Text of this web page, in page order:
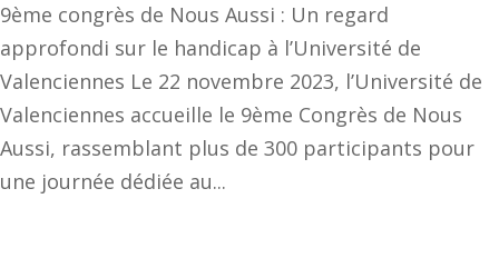
9ème congrès de Nous Aussi : Un regard
approfondi sur le handicap à l’Université de
Valenciennes Le 22 novembre 2023, l’Université de
Valenciennes accueille le 9ème Congrès de Nous
Aussi, rassemblant plus de 300 participants pour
une journée dédiée au...